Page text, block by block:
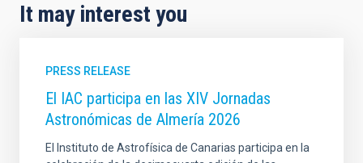
It may interest you
PRESS RELEASE
El IAC participa en las XIV Jornadas
Astronómicas de Almería 2026
El Instituto de Astrofísica de Canarias participa en la